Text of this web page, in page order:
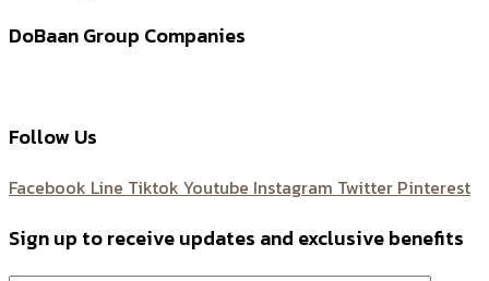
DoBaan Group Companies
Follow Us
Facebook Line Tiktok Youtube Instagram Twitter Pinterest
Sign up to receive updates and exclusive benefits